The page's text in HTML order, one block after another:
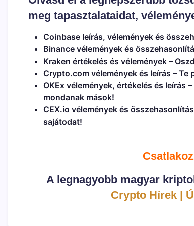
meg tapasztalataidat,
Coinbase leírás, vélemények és
Binance vélemények és
Kraken értékelés és vélemények –
Crypto.com vélemények és leírás – Te
OKEx vélemények, értékelés és leírás
mondanak mások!
CEX.io vélemények és összehasonlítás
sajátodat!
A legnagyobb magyar
Crypto Hírek |